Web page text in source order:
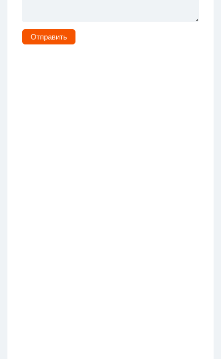
Отправить